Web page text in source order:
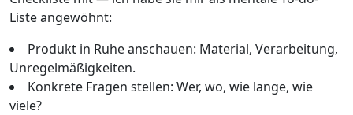
Liste angewöhnt:
Produkt in Ruhe anschauen: Material, Verarbeitung,
Unregelmäßigkeiten.
Konkrete Fragen stellen: Wer, wo, wie lange, wie
viele?